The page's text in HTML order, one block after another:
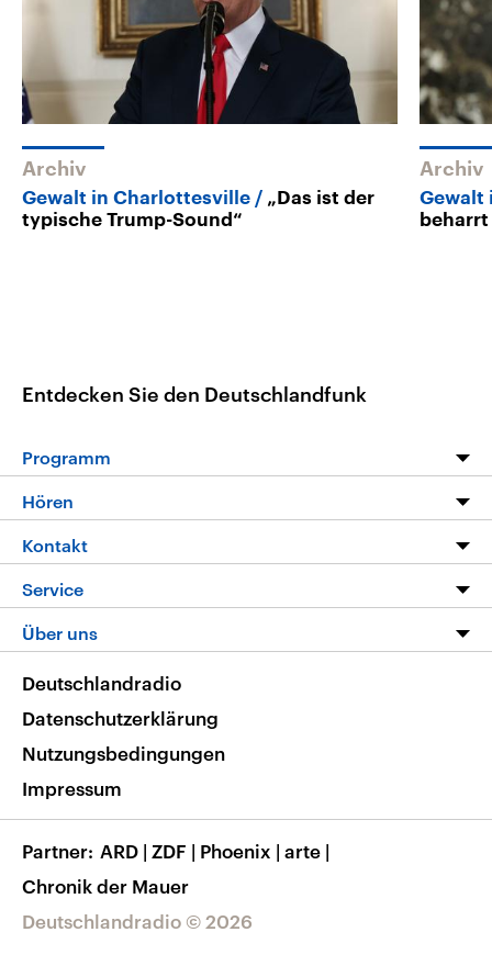
Archiv
Gewalt in Charlottesville
„Das ist der
typische Trump-Sound“
Archiv
Gewalt
beharrt
Entdecken Sie den Deutschlandfunk
Programm
Programm
Die Nachrichten
Nachrichtenleicht
Neue Beiträge auf dlf.de
Hören
Livestream
Podcasts
Deutschlandfunk App
Nachrichten App
Frequenzen
Kontakt
Hörerservice
Service
FAQ
Veranstaltungen
Musikliste
RSS
Über uns
Barrierefreiheit
Deutschlandradio © 2026
Deutschlandradio
Datenschutzerklärung
Nutzungsbedingungen
Impressum
Partner ARD | ZDF | Phoenix | arte |
Chronik der Mauer